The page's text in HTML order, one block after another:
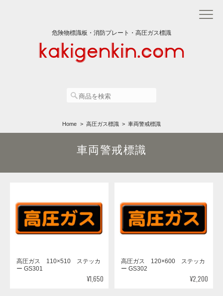
危険物標識板・消防プレート・高圧ガス標識
Home 高圧ガス標識 車両警戒標識
車両警戒標識
高圧ガス 110×510 ステッカ
ー GS301
¥1,650
高圧ガス 120×600 ステッカ
ー GS302
¥2,200